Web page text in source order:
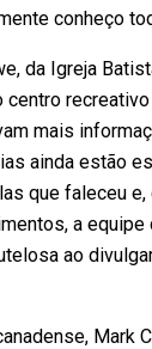
conheço
da Igreja
centro
mais
ainda estão
que faleceu
a equipe
ao
Mark